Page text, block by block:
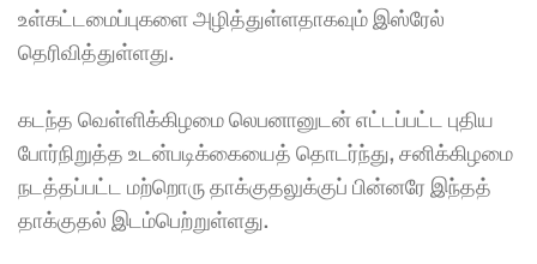
உள்கட்டமைப்புகளை அழித்துள்ளதாகவும் இஸ்ரேல்
தெரிவித்துள்ளது.
கடந்த வெள்ளிக்கிழமை லெபனானுடன் எட்டப்பட்ட புதிய
போர்நிறுத்த உடன்படிக்கையைத் தொடர்ந்து, சனிக்கிழமை
நடத்தப்பட்ட மற்றொரு தாக்குதலுக்குப் பின்னரே இந்தத்
தாக்குதல் இடம்பெற்றுள்ளது.